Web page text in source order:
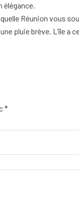
élégance.
Réunion vous
pluie brève. L’île
*